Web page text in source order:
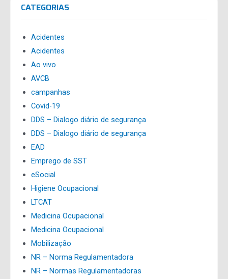
CATEGORIAS
Acidentes
Acidentes
Ao vivo
AVCB
campanhas
Covid-19
DDS – Dialogo diário de segurança
DDS – Dialogo diário de segurança
EAD
Emprego de SST
eSocial
Higiene Ocupacional
LTCAT
Medicina Ocupacional
Medicina Ocupacional
Mobilização
NR – Norma Regulamentadora
NR – Normas Regulamentadoras